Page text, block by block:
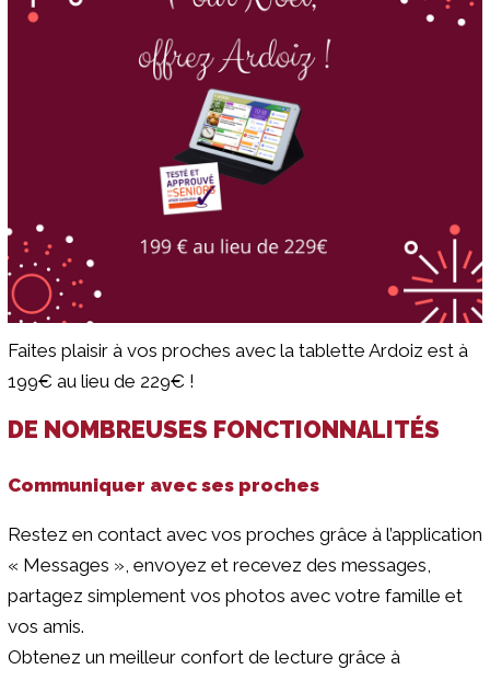
Faites plaisir à vos proches avec la tablette Ardoiz est à
199€ au lieu de 229€ !
DE NOMBREUSES FONCTIONNALITÉS
Communiquer avec ses proches
Restez en contact avec vos proches grâce à l’application
« Messages », envoyez et recevez des messages,
partagez simplement vos photos avec votre famille et
vos amis.
Obtenez un meilleur confort de lecture grâce à